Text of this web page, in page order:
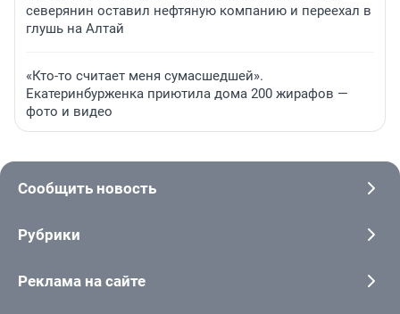
северянин оставил нефтяную компанию и переехал в
глушь на Алтай
«Кто-то считает меня сумасшедшей».
Екатеринбурженка приютила дома 200 жирафов —
фото и видео
Сообщить новость
Рубрики
Реклама на сайте